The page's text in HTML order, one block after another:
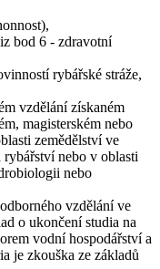
bod 6 - zdravotní
rybářské stráže,
vzdělání získaném
magisterském nebo
zemědělství ve
rybářství nebo v oblasti
nebo
vzdělání ve
o ukončení studia na
vodní hospodářství a
je zkouška ze základů